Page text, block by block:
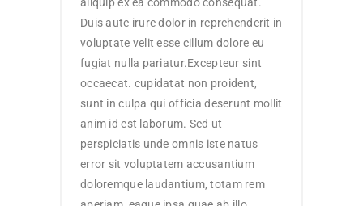
Duis aute irure dolor in reprehenderit in
voluptate velit esse cillum dolore eu
fugiat nulla pariatur.Excepteur sint
occaecat. cupidatat non proident,
sunt in culpa qui officia deserunt mollit
anim id est laborum. Sed ut
perspiciatis unde omnis iste natus
error sit voluptatem accusantium
doloremque laudantium, totam rem